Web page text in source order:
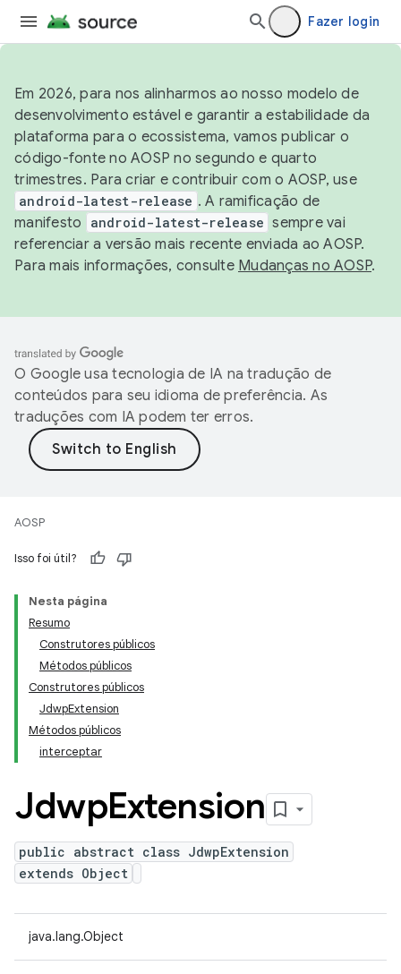
Fazer login
Em 2026, para nos alinharmos ao nosso modelo de
desenvolvimento estável e garantir a estabilidade da
plataforma para o ecossistema, vamos publicar o
código-fonte no AOSP no segundo e quarto
trimestres. Para criar e contribuir com o AOSP, use
android-latest-release . A ramificação de
manifesto
android-latest-release sempre vai
referenciar a versão mais recente enviada ao AOSP.
Para mais informações, consulte Mudanças no AOSP.
O Google usa tecnologia de IA na tradução de
conteúdos para seu idioma de preferência. As
traduções com IA podem ter erros.
AOSP
Isso foi útil?
Nesta página
Resumo
Construtores públicos
Métodos públicos
Construtores públicos
JdwpExtension
Métodos públicos
interceptar
JdwpExtension
public abstract class JdwpExtension
extends Object
java.lang.Object